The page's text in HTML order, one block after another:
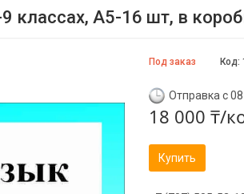
классах, А5-16 шт, в
Под заказ Код:
Отправка с
18 000 ₸/
Купить